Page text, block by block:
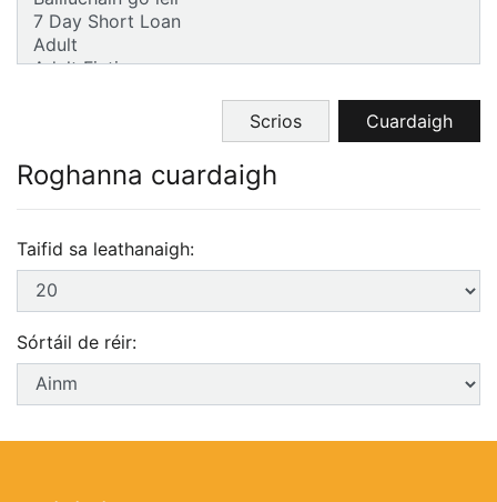
Cnaipí foirmeacha cuardaigh
Scrios Cuardaigh
Roghanna cuardaigh
Taifid sa leathanaigh:
Sórtáil de réir: